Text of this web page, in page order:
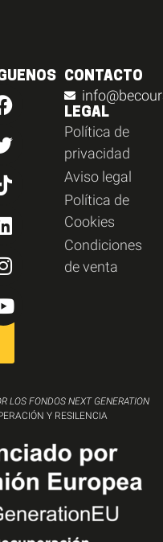
CONTACTO
LEGAL
Política de
privacidad
Aviso legal
Política de
Cookies
Condiciones
de venta
LOS FONDOS NEXT GENERATION
Y RESILENCIA